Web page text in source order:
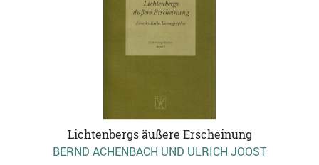
Lichtenbergs äußere Erscheinung
BERND ACHENBACH UND ULRICH JOOST